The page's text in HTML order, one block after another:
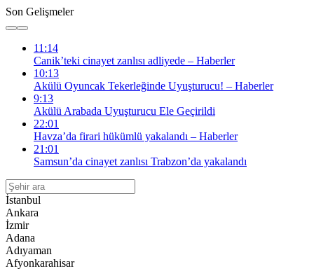
Son Gelişmeler
11:14
Canik’teki cinayet zanlısı adliyede – Haberler
10:13
Akülü Oyuncak Tekerleğinde Uyuşturucu! – Haberler
9:13
Akülü Arabada Uyuşturucu Ele Geçirildi
22:01
Havza’da firari hükümlü yakalandı – Haberler
21:01
Samsun’da cinayet zanlısı Trabzon’da yakalandı
İstanbul
Ankara
İzmir
Adana
Adıyaman
Afyonkarahisar